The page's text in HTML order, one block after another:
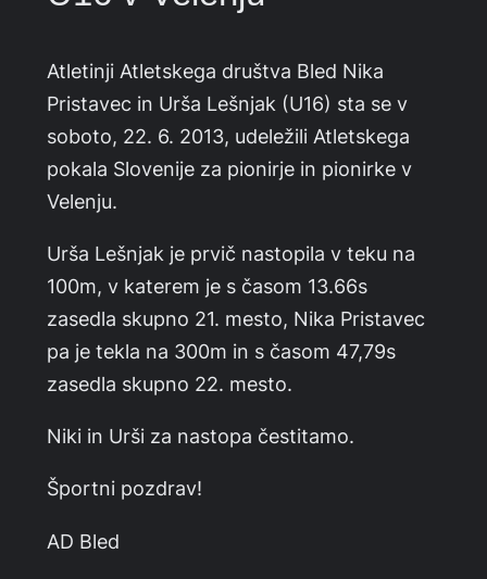
Atletinji Atletskega društva Bled Nika
Pristavec in Urša Lešnjak (U16) sta se v
soboto, 22. 6. 2013, udeležili Atletskega
pokala Slovenije za pionirje in pionirke v
Velenju.
Urša Lešnjak je prvič nastopila v teku na
100m, v katerem je s časom 13.66s
zasedla skupno 21. mesto, Nika Pristavec
pa je tekla na 300m in s časom 47,79s
zasedla skupno 22. mesto.
Niki in Urši za nastopa čestitamo.
Športni pozdrav!
AD Bled